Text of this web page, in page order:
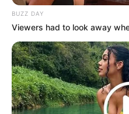
BUZZ DAY
Viewers had to look away